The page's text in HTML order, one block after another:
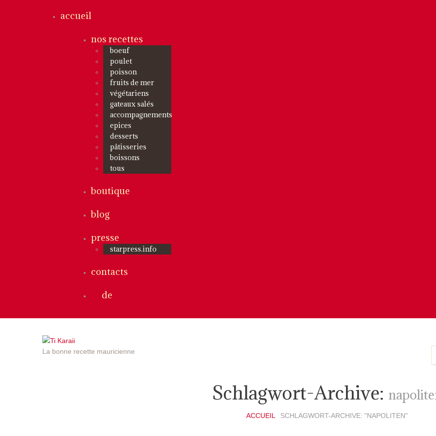
accueil
nos recettes
boeuf
poulet
poisson
fruits de mer
végétariens
gateaux salés
accompagnements
epices
desserts
pâtisseries
boissons
tous
boutique
blog
presse
starpress.info
contacts
de
La bonne recette mauricienne
Schlagwort-Archive:
ACCUEIL SCHLAGWORT-ARCHIVE: "NAPOLITEN"